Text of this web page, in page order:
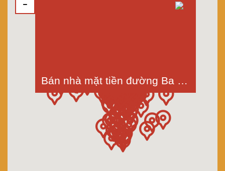
Bán nhà mặt tiền đường Ba Lục Bình, xã Phước Lâm, giáp Phước Hậu, Cần Giuộc, Long An, dt 5x20m, giá bán 1 tỷ 350 triệu